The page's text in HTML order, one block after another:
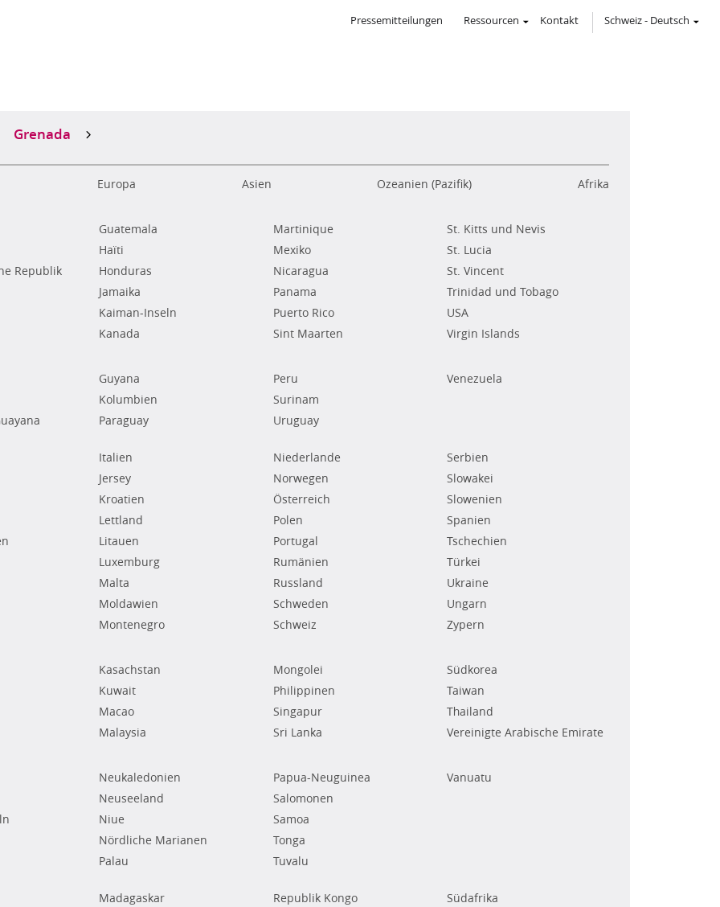
Pressemitteilungen Ressourcen Kontakt Schweiz- Deutsch
Grenada
Europa Asien Ozeanien (Pazifik) Afrika
Republik
Guatemala
Haïti
Honduras
Jamaika
Kaiman-Inseln
Kanada
Martinique
Mexiko
Nicaragua
Panama
Puerto Rico
Sint Maarten
St. Kitts und Nevis
St. Lucia
St. Vincent
Trinidad und Tobago
USA
Virgin Islands
Guyana
Kolumbien
Paraguay
Peru
Surinam
Uruguay
Venezuela
Italien
Jersey
Kroatien
Lettland
Litauen
Luxemburg
Malta
Moldawien
Montenegro
Niederlande
Norwegen
Österreich
Polen
Portugal
Rumänien
Russland
Schweden
Schweiz
Serbien
Slowakei
Slowenien
Spanien
Tschechien
Türkei
Ukraine
Ungarn
Zypern
Kasachstan
Kuwait
Macao
Malaysia
Mongolei
Philippinen
Singapur
Sri Lanka
Südkorea
Taiwan
Thailand
Vereinigte Arabische Emirate
Neukaledonien
Neuseeland
Niue
Nördliche Marianen
Palau
Papua-Neuguinea
Salomonen
Samoa
Tonga
Tuvalu
Vanuatu
Madagaskar
Republik Kongo
Südafrika